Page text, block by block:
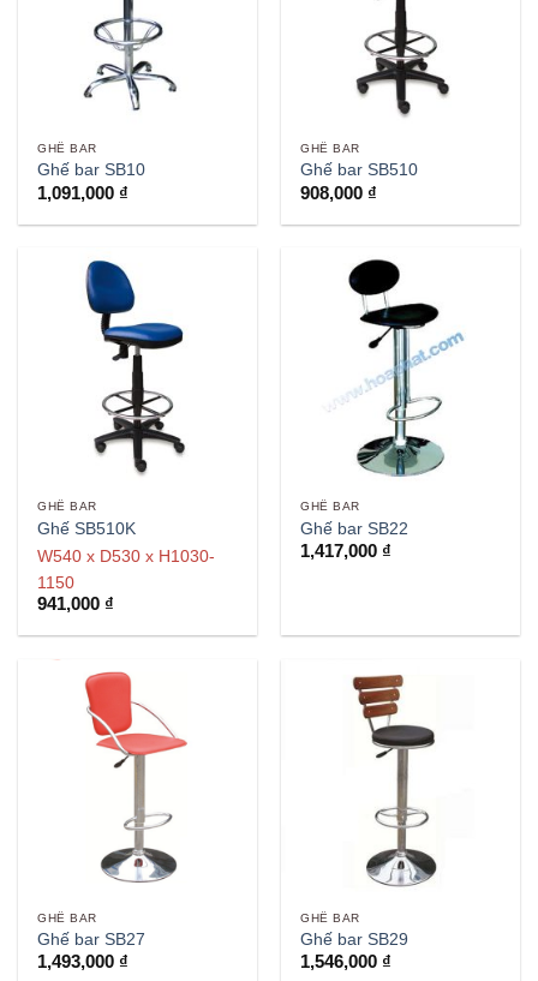
GHẾ BAR
Ghế bar SB10
1,091,000 ₫
GHẾ BAR
Ghế bar SB510
908,000 ₫
GHẾ BAR
Ghế SB510K
W540 x D530 x H1030-
1150
941,000 ₫
GHẾ BAR
Ghế bar SB22
1,417,000 ₫
GHẾ BAR
Ghế bar SB27
1,493,000 ₫
GHẾ BAR
Ghế bar SB29
1,546,000 ₫